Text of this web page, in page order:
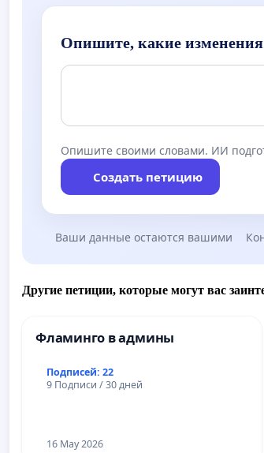
Опишите, какие изменения
Опишите своими словами. ИИ
Создать петицию
Ваши данные остаются вашими
Другие петиции, которые могут вас
Фламинго в админы
Подписей: 22
9 Подписи / 30 дней
16 May 2026